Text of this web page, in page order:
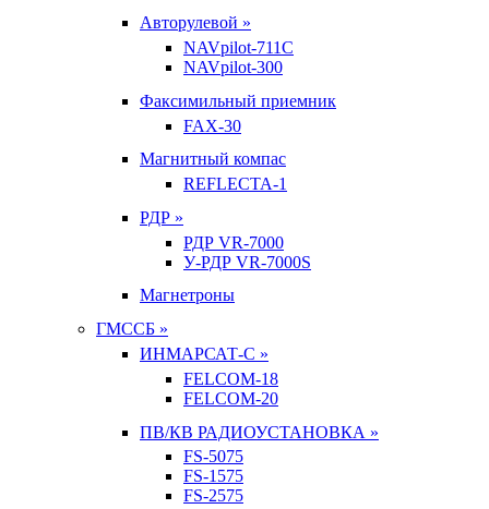
Авторулевой »
NAVpilot-711С
NAVpilot-300
Факсимильный приемник
FAX-30
Магнитный компас
REFLECTA-1
РДР »
РДР VR-7000
У-РДР VR-7000S
Магнетроны
ГМССБ »
ИНМАРСАТ-С »
FELCOM-18
FELCOM-20
ПВ/КВ РАДИОУСТАНОВКА »
FS-5075
FS-1575
FS-2575